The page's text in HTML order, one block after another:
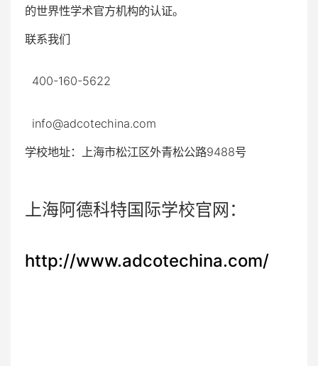
的世界性学术官方机构的认证。
联系我们
400-160-5622
info@adcotechina.com
学校地址：上海市松江区外青松公路9488号
上海阿德科特国际学校官网：
http://www.adcotechina.com/